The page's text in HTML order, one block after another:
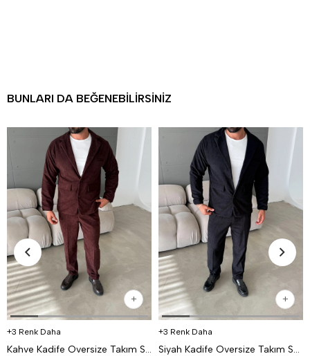
BUNLARI DA BEĞENEBILIRSINIZ
3 Renk Daha
Kahve Kadife Oversize Takım SNZ K5020
3 Renk Daha
Siyah Kadife Oversize Takım SNZ K5020